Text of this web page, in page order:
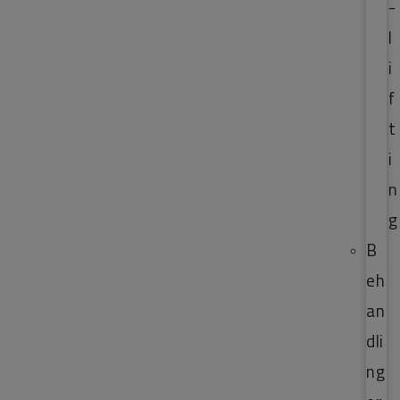
-
l
i
f
t
i
n
g
B
eh
an
dli
ng